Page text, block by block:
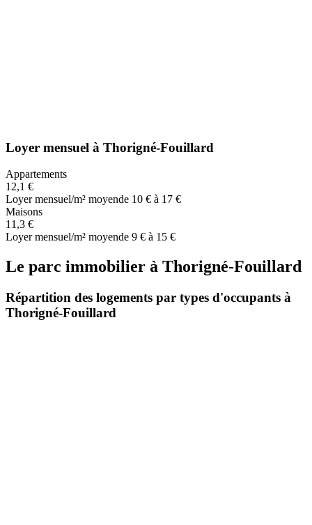
Loyer mensuel à Thorigné-Fouillard
Appartements
12,1 €
Loyer mensuel/m² moyende 10 € à 17 €
Maisons
11,3 €
Loyer mensuel/m² moyende 9 € à 15 €
Le parc immobilier à Thorigné-Fouillard
Répartition des logements par types d'occupants à
Thorigné-Fouillard